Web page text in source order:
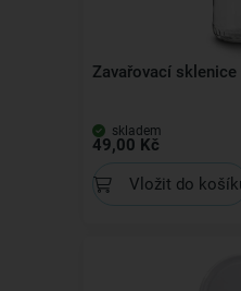
Zavařovací sklenice
skladem
49,00 Kč
Vložit do